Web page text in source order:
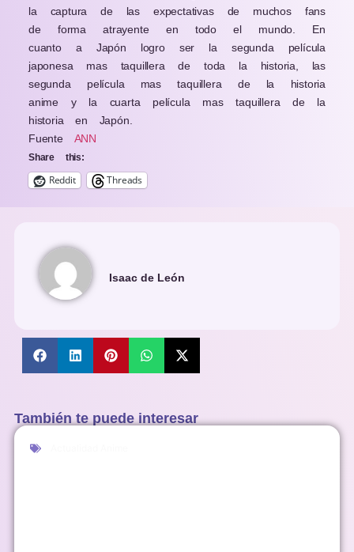
la captura de las expectativas de muchos fans
de forma atrayente en todo el mundo. En
cuanto a Japón logro ser la segunda película
japonesa mas taquillera de toda la historia, las
segunda película mas taquillera de la historia
anime y la cuarta película mas taquillera de la
historia en Japón.
Fuente ANN
Share this:
Reddit Threads
Isaac de León
También te puede interesar